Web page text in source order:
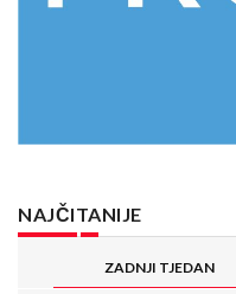
NAJČITANIJE
ZADNJI TJEDAN